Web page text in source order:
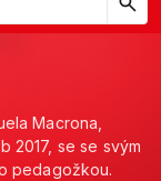
návrhy,
Macrona,
2017, se se svým
pedagožkou.